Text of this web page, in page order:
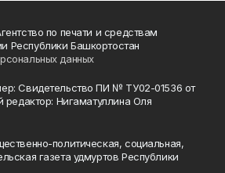
по печати и средствам
Республики Башкортостан
данных
Свидетельство ПИ № ТУ02-01536 от
редактор: Нигаматуллина Оля
политическая, социальная,
газета удмуртов Республики